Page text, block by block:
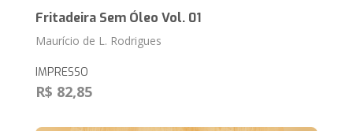
Fritadeira Sem Óleo Vol. 01
Maurício de L. Rodrigues
IMPRESSO
R$ 82,85